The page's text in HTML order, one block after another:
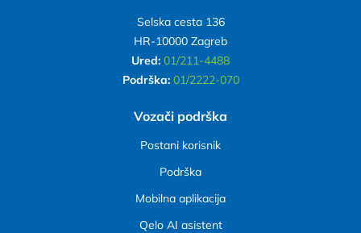
Selska cesta 136
HR-10000 Zagreb
Ured: 01/211-4488
Podrška: 01/2222-070
Vozači podrška
Postani korisnik
Podrška
Mobilna aplikacija
Qelo AI asistent